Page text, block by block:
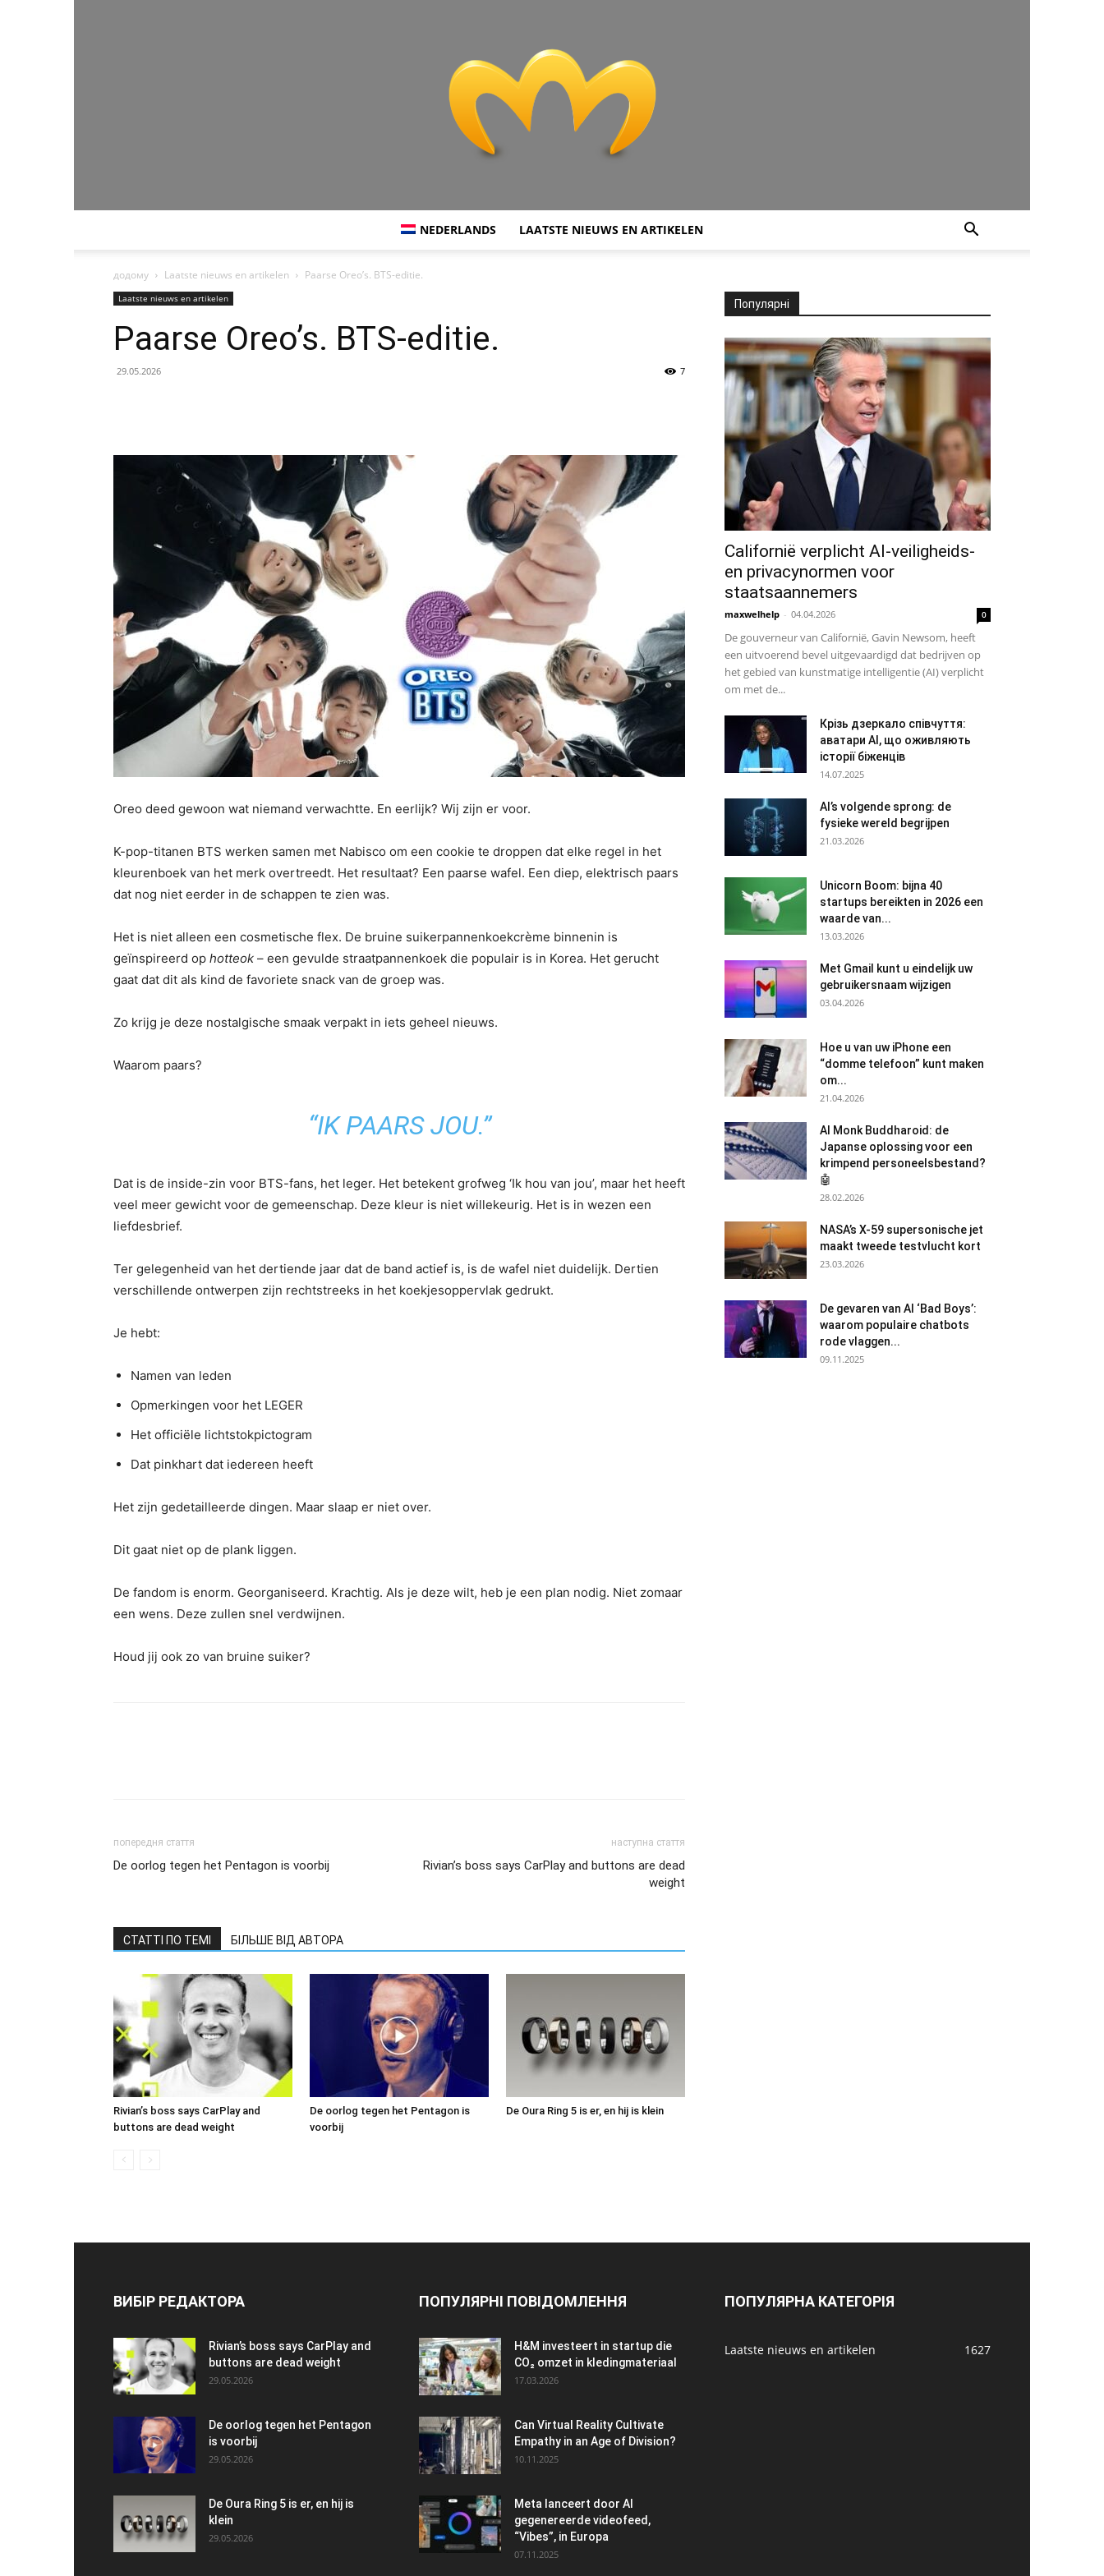
van
Technologie-
en
NEDERLANDS LAATSTE NIEUWS EN ARTIKELEN
додому Laatste nieuws en artikelen Paarse Oreo’s. BTS-editie.
Laatste nieuws en artikelen
Paarse Oreo’s. BTS-editie.
29.05.2026 7
Oreo deed gewoon wat niemand verwachtte. En eerlijk? Wij zijn er voor.
K-pop-titanen BTS werken samen met Nabisco om een ​​cookie te droppen dat elke regel in het
kleurenboek van het merk overtreedt. Het resultaat? Een paarse wafel. Een diep, elektrisch paars
dat nog niet eerder in de schappen te zien was.
Het is niet alleen een cosmetische flex. De bruine suikerpannenkoekcrème binnenin is
geïnspireerd op hotteok – een gevulde straatpannenkoek die populair is in Korea. Het gerucht
gaat dat dit als kind de favoriete snack van de groep was.
Zo krijg je deze nostalgische smaak verpakt in iets geheel nieuws.
Waarom paars?
“IK PAARS JOU.”
Dat is de inside-zin voor BTS-fans, het leger. Het betekent grofweg ‘Ik hou van jou’, maar het heeft
veel meer gewicht voor de gemeenschap. Deze kleur is niet willekeurig. Het is in wezen een
liefdesbrief.
Ter gelegenheid van het dertiende jaar dat de band actief is, is de wafel niet duidelijk. Dertien
verschillende ontwerpen zijn rechtstreeks in het koekjesoppervlak gedrukt.
Je hebt:
Namen van leden
Opmerkingen voor het LEGER
Het officiële lichtstokpictogram
Dat pinkhart dat iedereen heeft
Het zijn gedetailleerde dingen. Maar slaap er niet over.
Dit gaat niet op de plank liggen.
De fandom is enorm. Georganiseerd. Krachtig. Als je deze wilt, heb je een plan nodig. Niet zomaar
een wens. Deze zullen snel verdwijnen.
Houd jij ook zo van bruine suiker?
попередня стаття
De oorlog tegen het Pentagon is voorbij
наступна стаття
Rivian’s boss says CarPlay and buttons are dead
weight
СТАТТІ ПО ТЕМІ БІЛЬШЕ ВІД АВТОРА
Rivian’s boss says CarPlay and
buttons are dead weight
De oorlog tegen het Pentagon is
voorbij
De Oura Ring 5 is er, en hij is klein
Популярні
Californië verplicht AI-veiligheids-
en privacynormen voor
staatsaannemers
maxwelhelp - 04.04.2026 0
De gouverneur van Californië, Gavin Newsom, heeft
een uitvoerend bevel uitgevaardigd dat bedrijven op
het gebied van kunstmatige intelligentie (AI) verplicht
om met de...
Крізь дзеркало співчуття:
аватари AI, що оживляють
історії біженців
14.07.2025
AI’s volgende sprong: de
fysieke wereld begrijpen
21.03.2026
Unicorn Boom: bijna 40
startups bereikten in 2026 een
waarde van...
13.03.2026
Met Gmail kunt u eindelijk uw
gebruikersnaam wijzigen
03.04.2026
Hoe u van uw iPhone een
“domme telefoon” kunt maken
om...
21.04.2026
AI Monk Buddharoid: de
Japanse oplossing voor een
krimpend personeelsbestand?
🤖
28.02.2026
NASA’s X-59 supersonische jet
maakt tweede testvlucht kort
23.03.2026
De gevaren van AI ‘Bad Boys’:
waarom populaire chatbots
rode vlaggen...
09.11.2025
ВИБІР РЕДАКТОРА
Rivian’s boss says CarPlay and
buttons are dead weight
29.05.2026
De oorlog tegen het Pentagon
is voorbij
29.05.2026
De Oura Ring 5 is er, en hij is
klein
29.05.2026
ПОПУЛЯРНІ ПОВІДОМЛЕННЯ
H&M investeert in startup die
CO₂ omzet in kledingmateriaal
17.03.2026
Can Virtual Reality Cultivate
Empathy in an Age of Division?
10.11.2025
Meta lanceert door AI
gegenereerde videofeed,
“Vibes”, in Europa
07.11.2025
ПОПУЛЯРНА КАТЕГОРІЯ
Laatste nieuws en artikelen 1627